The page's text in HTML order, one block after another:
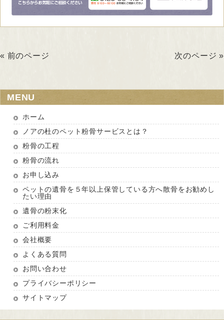
« 前のページ 次のページ »
MENU
ホーム
ノアの杜のペット粉骨サービスとは？
粉骨の工程
粉骨の流れ
お申し込み
ペットの遺骨を５年以上保管している方へ散骨をお勧めし
たい理由
遺骨の粉末化
ご利用料金
会社概要
よくある質問
お問い合わせ
プライバシーポリシー
サイトマップ